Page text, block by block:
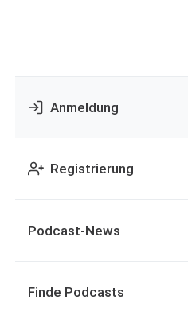
Anmeldung
Registrierung
Podcast-News
Finde Podcasts